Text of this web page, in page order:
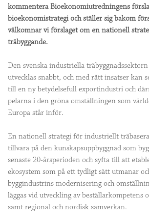
kommenteraBioekonomiutredningens
bioekonomistrategi och ställer sig bakom
välkomnar vi förslaget om en nationell
träbyggande.
Den svenska industriella
utvecklas snabbt, och med rätt insatser kan
till en ny betydelsefull exportindustri och
pelarna i den gröna omställningen som
Europa står inför.
En nationell strategi för industriellt
tillvara på den kunskapsuppbyggnad som
senaste 20-årsperioden och syfta till att
ekosystem som på ett tydligt sätt utmanar
byggindustrins modernisering och
läggas vid utveckling av beställarkompetens
samt regional och nordisk samverkan.